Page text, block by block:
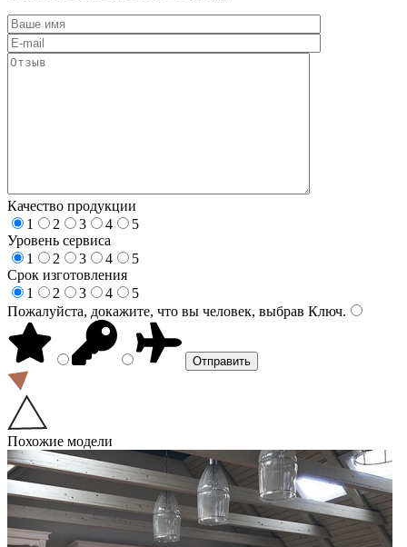
Качество продукции
1
2 3 4
5
Уровень сервиса
1
2 3 4
5
Срок изготовления
1
2 3 4
5
Пожалуйста, докажите, что вы человек, выбрав Ключ.
Похожие модели